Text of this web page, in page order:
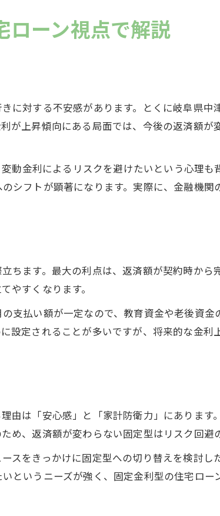
ローン視点で解説
に対する不安感があります。とくに岐阜県中
が上昇傾向にある局面では、今後の返済額が
動金利によるリスクを避けたいという心理
シフトが顕著になります。実際に、金融機
ちます。最大の利点は、返済額が契約時から
やすくなります。
支払い額が一定なので、教育資金や老後資
設定されることが多いですが、将来的な金
由は「安心感」と「家計防衛力」にあります
め、返済額が変わらない固定型はリスク回避
スをきっかけに固定型への切り替えを検討し
いうニーズが強く、固定金利型の住宅ロー